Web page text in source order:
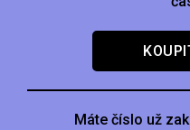
Máte číslo už